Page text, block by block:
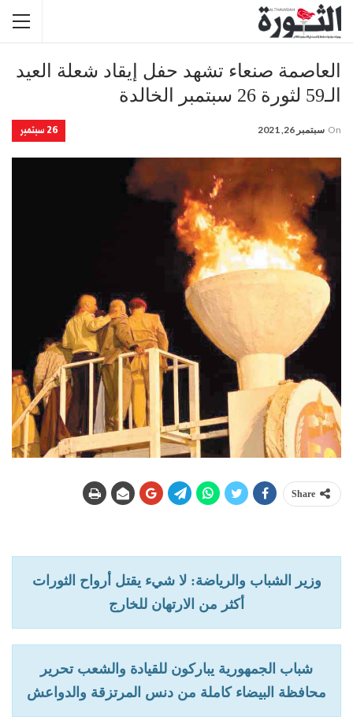
العاصمة صنعاء تشهد حفل إيقاد شعلة العيد
الـ59 لثورة 26 سبتمبر الخالدة
26 سبتمبر On سبتمبر 26, 2021
Share
وزير الشباب والرياضة: لا شيء يقتل أرواح الثورات
أكثر من الارتهان للخارج
شباب الجمهورية يباركون للقيادة والشعب تحرير
محافظة البيضاء كاملة من دنس المرتزقة والدواعش